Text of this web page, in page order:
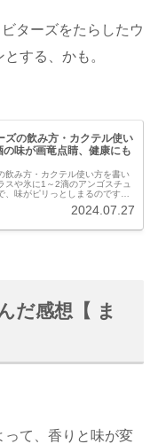
ターズをたらしたウ
する、かも。
ズの飲み方・カクテル使い
味が画竜点睛、健康にも
飲み方・カクテル使い方を書い
スや氷に1～2滴のアンゴスチュ
味がピリっとしまるのです。
2024.07.27
だ感想【 ま
って、香りと味が変